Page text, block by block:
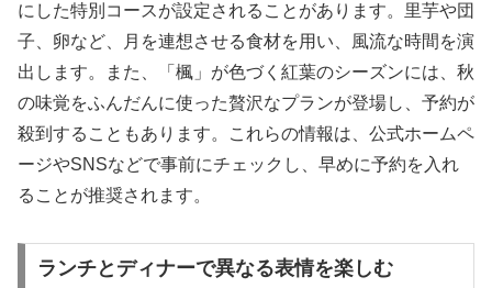
にした特別コースが設定されることがあります。里芋や団
子、卵など、月を連想させる食材を用い、風流な時間を演
出します。また、「楓」が色づく紅葉のシーズンには、秋
の味覚をふんだんに使った贅沢なプランが登場し、予約が
殺到することもあります。これらの情報は、公式ホームペ
ージやSNSなどで事前にチェックし、早めに予約を入れ
ることが推奨されます。
ランチとディナーで異なる表情を楽しむ